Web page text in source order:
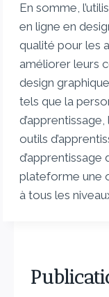
En somme,
en ligne en
qualité pour les
améliorer leurs
design
tels que la
outils
plateforme une
à tous les